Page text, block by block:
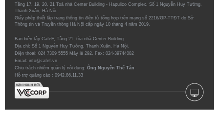
Tầng 17, 19, 20, 21 Toà nhà Center Building - Hapulico Complex, Số 1 Nguyễn Huy Tưởng,
Thanh Xuân, Hà Nội.
Giấy phép thiết lập trang thông tin điện tử tổng hợp trên mạng số 2216/GP-TTĐT do Sở
Thông tin và Truyền thông Hà Nội cấp ngày 10 tháng 4 năm 2019.
Ban biên tập CafeF, Tầng 21, tòa nhà Center Building.
Địa chỉ: Số 1 Nguyễn Huy Tưởng, Thanh Xuân, Hà Nội.
Điện thoại: 024 7309 5555 Máy lẻ 292. Fax: 024-39744082
Email: info@cafef.vn
Chịu trách nhiệm quản lý nội dung: Ông Nguyễn Thế Tân
Hỗ trợ quảng cáo : 0942.86.11.33